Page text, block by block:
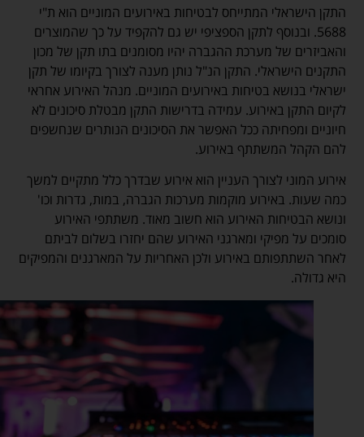
התקן הישראלי המתייחס לבטיחות באירועים המוניים הוא ת"י
5688. ובנוסף לתקן הספציפי יש גם להקפיד על כך שהמוצרים
והאביזרים של מערכת ההגברה יהיו מסומנים בתו תקן של מכון
התקנים הישראלי. התקן הנ"ל נותן מענה לצורך בקיומו של תקן
ישראלי בנושא בטיחות באירועים המוניים. מנהל האירוע אחראי
לקיום התקן באירוע. עמידה בדרישות התקן מבטלת סיכונים לא
חיוניים ומפחיתה ככל האפשר את הסיכונים הנותרים שנחשפים
להם הקהל המשתתף באירוע.
אירוע המוני לצורך העניין הוא אירוע שבדרך כלל מתקיים למשך
כמה שעות. באירוע מוקמות מערכות הגברה, במות, גדרות וכו'
ונושא הבטיחות האירוע הוא חשוב מאוד. משתתפי האירוע
סומכים על מפיקי ומארגני האירוע שהם יחזרו בשלום לביתם
לאחר השתתפותם באירוע ולכן האחריות על המארגנים והמפיקים
היא גדולה.